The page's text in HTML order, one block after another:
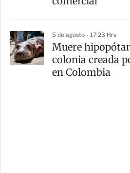
5 de agosto - 17:23 Hrs
Muere
colonia creada
en Colombia